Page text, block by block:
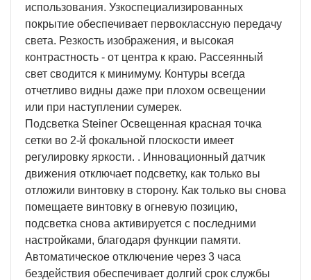
использования. Узкоспециализированных
покрытие обеспечивает первоклассную передачу
света. Резкость изображения, и высокая
контрастность - от центра к краю. Рассеянный
свет сводится к минимуму. Контуры всегда
отчетливо видны даже при плохом освещении
или при наступлении сумерек.
Подсветка Steiner Освещенная красная точка
сетки во 2-й фокальной плоскости имеет
регулировку яркости. . Инновационный датчик
движения отключает подсветку, как только вы
отложили винтовку в сторону. Как только вы снова
помещаете винтовку в огневую позицию,
подсветка снова активируется с последними
настройками, благодаря функции памяти.
Автоматическое отключение через 3 часа
бездействия обеспечивает долгий срок службы